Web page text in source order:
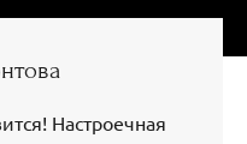
Настроечная